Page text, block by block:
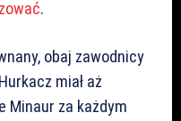
.
obaj zawodnicy
miał aż
Minaur za każdym